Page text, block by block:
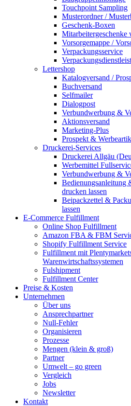
Touchpoint Sampling
Musterordner /
Geschenk-Boxen
Mitarbeitergeschenke
Vorsorgemappe /
Verpackungsservice
Lettershop
Katalogversand /
Buchversand
Selfmailer
Dialogpost
Verbundwerbung &
Aktionsversand
Marketing-Plus
Prospekt &
Druckerei-Services
Druckerei Allgäu
Werbemittel
Verbundwerbung &
Bedienungsanleitung
drucken lassen
Beipackzettel &
lassen
E-Commerce Fulfillment
Online Shop Fulfillment
Amazon FBA & FBM
Shopify Fulfillment Service
Fulfillment mit
Warenwirtschaftssystemen
Fulshipment
Fulfillment Center
Preise & Kosten
Unternehmen
Über uns
Ansprechpartner
Null-Fehler
Organisieren
Prozesse
Mengen (klein & groß)
Partner
Umwelt – go green
Vergleich
Jobs
Newsletter
Kontakt